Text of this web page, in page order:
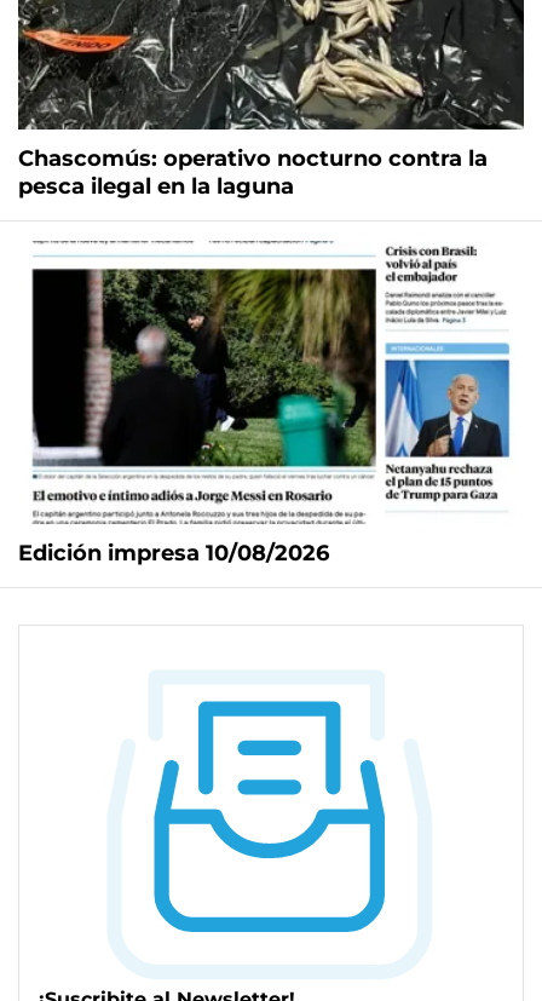
Chascomús: operativo nocturno contra la
pesca ilegal en la laguna
Edición impresa 10/08/2026